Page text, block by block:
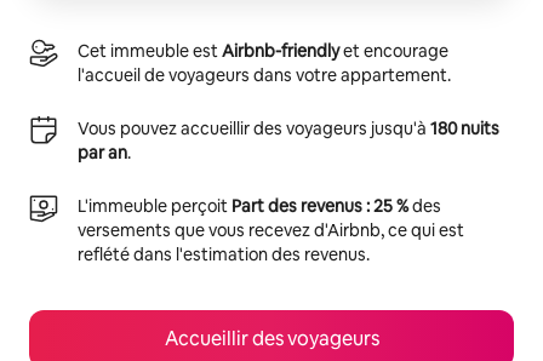
Cet immeuble estAirbnb-friendlyet encourage
l'accueil de voyageurs dans votre appartement.
Vous pouvez accueillir des voyageurs jusqu'à 180 nuits
par an.
L'immeuble perçoit Part des revenus : 25 %des
versements que vous recevez d'Airbnb, ce qui est
reflété dans l'estimation des revenus.
Accueillir des voyageurs